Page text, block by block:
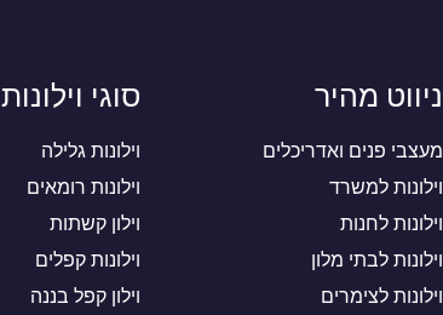
ניווט מהיר
מעצבי פנים ואדריכלים
וילונות למשרד
וילונות לחנות
וילונות לבתי מלון
וילונות לצימרים
סוגי וילונות
וילונות גלילה
וילונות רומאים
וילון קשתות
וילונות קפלים
וילון קפל בננה